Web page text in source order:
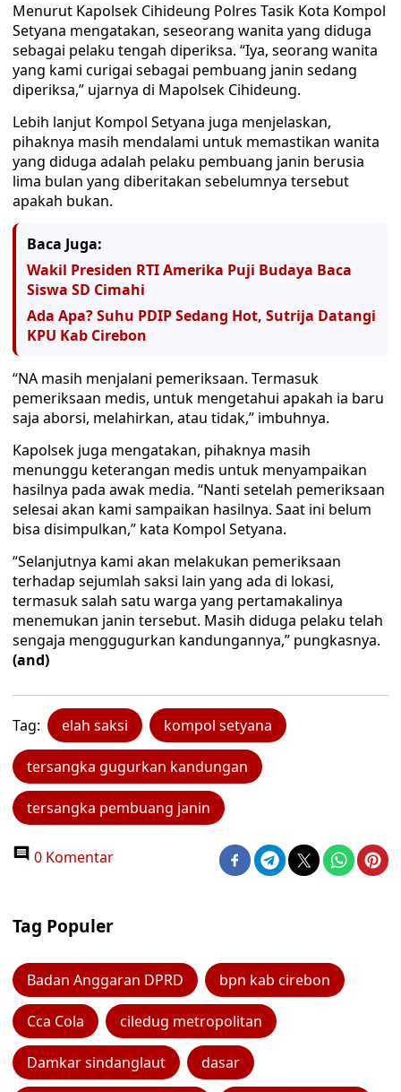
Menurut Kapolsek Cihideung Polres Tasik Kota Kompol
Setyana mengatakan, seseorang wanita yang diduga
sebagai pelaku tengah diperiksa. “Iya, seorang wanita
yang kami curigai sebagai pembuang janin sedang
diperiksa,” ujarnya di Mapolsek Cihideung.
Lebih lanjut Kompol Setyana juga menjelaskan,
pihaknya masih mendalami untuk memastikan wanita
yang diduga adalah pelaku pembuang janin berusia
lima bulan yang diberitakan sebelumnya tersebut
apakah bukan.
Baca Juga:
Wakil Presiden RTI Amerika Puji Budaya Baca
Siswa SD Cimahi
Ada Apa? Suhu PDIP Sedang Hot, Sutrija Datangi
KPU Kab Cirebon
“NA masih menjalani pemeriksaan. Termasuk
pemeriksaan medis, untuk mengetahui apakah ia baru
saja aborsi, melahirkan, atau tidak,” imbuhnya.
Kapolsek juga mengatakan, pihaknya masih
menunggu keterangan medis untuk menyampaikan
hasilnya pada awak media. “Nanti setelah pemeriksaan
selesai akan kami sampaikan hasilnya. Saat ini belum
bisa disimpulkan,” kata Kompol Setyana.
“Selanjutnya kami akan melakukan pemeriksaan
terhadap sejumlah saksi lain yang ada di lokasi,
termasuk salah satu warga yang pertamakalinya
menemukan janin tersebut. Masih diduga pelaku telah
sengaja menggugurkan kandungannya,” pungkasnya.
(and)
Tag: elah saksi kompol setyana
tersangka gugurkan kandungan
tersangka pembuang janin
0 Komentar
Tag Populer
Badan Anggaran DPRD bpn kab cirebon
Cca Cola ciledug metropolitan
Damkar sindanglaut dasar